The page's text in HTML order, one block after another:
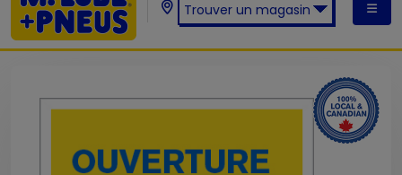
Trouver un magasin